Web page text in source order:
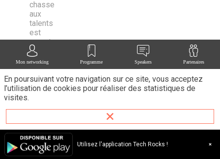
chasse
aux
talents
est
ouverte,
mais
comment
(et
pourquoi)
chasser
l’on
CTO
?
Retour
d’expérience
Mon networking Programme Speakers Partenaires
En poursuivant votre navigation sur ce site, vous acceptez
l’utilisation de cookies pour réaliser des statistiques de
visites.
Utilisez l'application Tech Rocks !